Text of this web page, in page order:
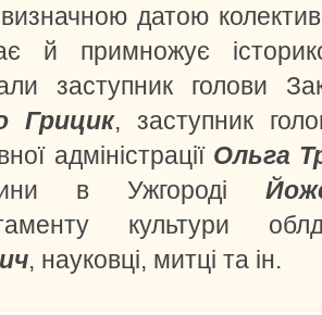
датою
й примножує
заступник голови
Грицик, заступник
адміністрації Ольга
в Ужгороді
культури
, науковці, митці та ін.